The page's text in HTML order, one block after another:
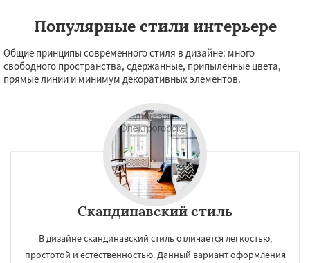
Популярные стили интерьере
Общие принципы современного стиля в дизайне: много
свободного пространства, сдержанные, припылённые цвета,
прямые линии и минимум декоративных элементов.
Скандинавский стиль
В дизайне скандинавский стиль отличается легкостью,
простотой и естественностью. Данный вариант оформления